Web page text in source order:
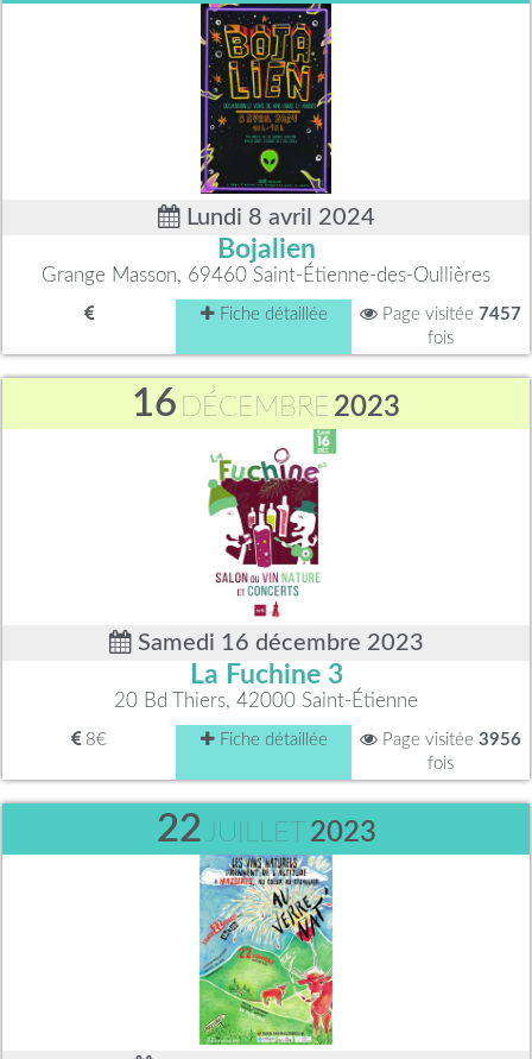
Lundi 8 avril 2024
Bojalien
Grange Masson, 69460 Saint-Étienne-des-Oullières
Fiche détaillée Page visitée 7457
fois
16 DÉCEMBRE 2023
Samedi 16 décembre 2023
La Fuchine 3
20 Bd Thiers, 42000 Saint-Étienne
8€ Fiche détaillée Page visitée 3956
fois
22 JUILLET 2023